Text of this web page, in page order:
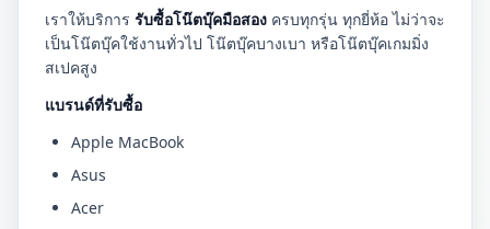
เราให้บริการ รับซื้อโน๊ตบุ๊คมือสอง ครบทุกรุ่น ทุกยี่ห้อ ไม่ว่าจะ
เป็นโน๊ตบุ๊คใช้งานทั่วไป โน๊ตบุ๊คบางเบา หรือโน๊ตบุ๊คเกมมิ่ง
สเปคสูง
แบรนด์ที่รับซื้อ
Apple MacBook
Asus
Acer